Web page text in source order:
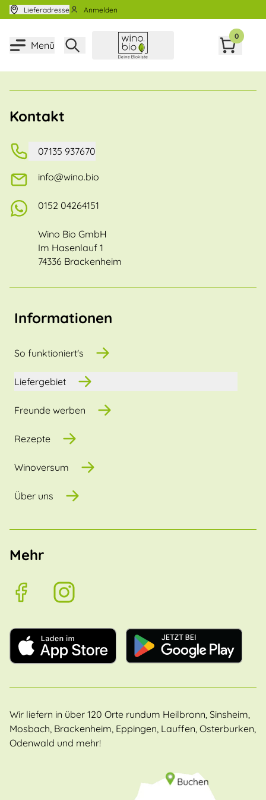
Zum Inhalt springen
Lieferadresse Anmelden
Menü
0
Kontakt
07135 937670
info@wino.bio
0152 04264151
Wino Bio GmbH
Im Hasenlauf 1
74336 Brackenheim
Informationen
So funktioniert's
Liefergebiet
Freunde werben
Rezepte
Winoversum
Über uns
Mehr
Wir liefern in über 120 Orte rundum Heilbronn, Sinsheim,
Mosbach, Brackenheim, Eppingen, Lauffen, Osterburken,
Odenwald und mehr!